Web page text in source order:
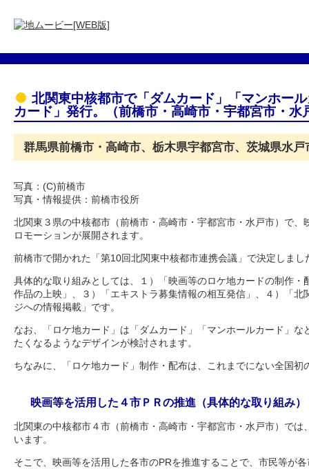
北関東中核都市で「ダムカード」「マンホー
カード」発行。（前橋市・高崎市・宇都宮市・水
群馬県前橋市・高崎市、栃木県宇都宮市、茨城県水戸
写真：(C)前橋市
写真・情報提供：前橋市役所
北関東３県の中核都市（前橋市・高崎市・宇都宮市・水戸市）で、
ロモーションが展開されます。
前橋市で開かれた「第10回北関東中核都市連携会議」で決定しま
具体的な取り組みとしては、１）「映画等のロケ地カードの制作・
作品の上映」、３）「エキストラ募集情報の相互発信」、４）「北
ジへの情報掲載」です。
なお、「ロケ地カード」は「ダムカード」「マンホールカード」な
たくなるようなデザインが検討されます。
ちなみに、「ロケ地カード」制作・配布は、これまでにない全国初
映画等を活用した４市ＰＲの推進（具体的な取り組み）
北関東の中核都市４市（前橋市・高崎市・宇都宮市・水戸市）では
います。
そこで、映画等を活用した各市のPRを推進することで、市民等が